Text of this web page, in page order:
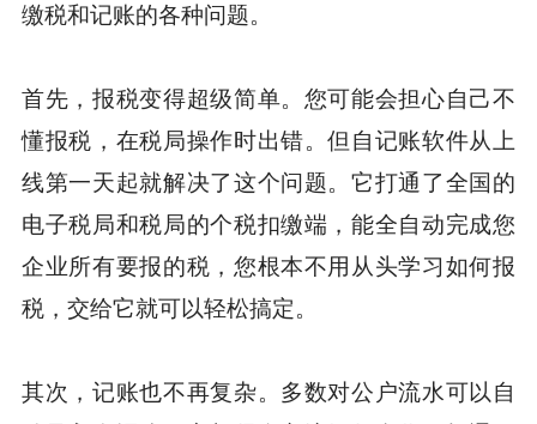
缴税和记账的各种问题。
首先，报税变得超级简单。您可能会担心自己不
懂报税，在税局操作时出错。但自记账软件从上
线第一天起就解决了这个问题。它打通了全国的
电子税局和税局的个税扣缴端，能全自动完成您
企业所有要报的税，您根本不用从头学习如何报
税，交给它就可以轻松搞定。
其次，记账也不再复杂。多数对公户流水可以自